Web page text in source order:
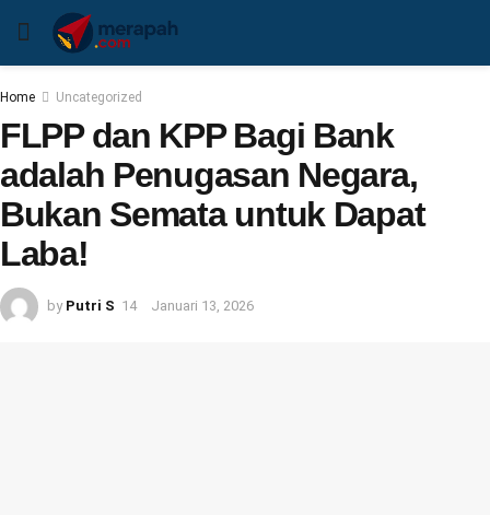
Home Uncategorized
FLPP dan KPP Bagi Bank
adalah Penugasan Negara,
Bukan Semata untuk Dapat
Laba!
by Putri S Januari 13, 2026